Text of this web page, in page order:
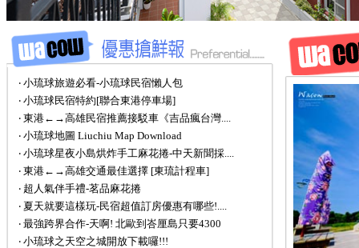
‧ 小琉球旅遊必看-小琉球民宿懶人包
‧ 小琉球民宿特約[聯合東港停車場]
‧ 東港←→高雄民宿推薦接駁車《吉品瘋台灣....
‧ 小琉球地圖 Liuchiu Map Download
‧ 小琉球星夜小島烘炸手工麻花捲-中天新聞採....
‧ 東港←→高雄交通最佳選擇 [東琉計程車]
‧ 超人氣伴手禮-茗品麻花捲
‧ 夏天就要這樣玩-民宿超值訂房優惠有哪些!....
‧ 最強跨界合作-天啊! 北歐到峇厘島只要4300
‧ 小琉球之天空之城開放下載囉!!!